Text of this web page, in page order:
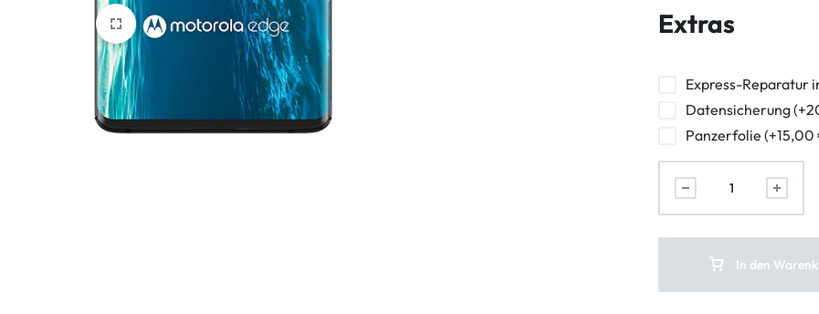
Microsoft
Motorola
Vibration Reparatur
Extras
Express-Reparatur
Datensicherung
Panzerfolie (+15,00
In den